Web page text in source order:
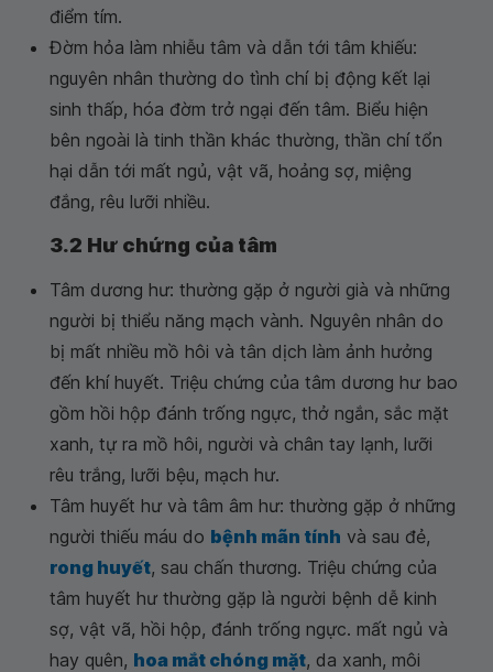
điểm tím.
Đờm hỏa làm nhiễu tâm và dẫn tới tâm khiếu:
nguyên nhân thường do tình chí bị động kết lại
sinh thấp, hóa đờm trở ngại đến tâm. Biểu hiện
bên ngoài là tinh thần khác thường, thần chí tổn
hại dẫn tới mất ngủ, vật vã, hoảng sợ, miệng
đắng, rêu lưỡi nhiều.
3.2 Hư chứng của tâm
Tâm dương hư: thường gặp ở người già và những
người bị thiểu năng mạch vành. Nguyên nhân do
bị mất nhiều mồ hôi và tân dịch làm ảnh hưởng
đến khí huyết. Triệu chứng của tâm dương hư bao
gồm hồi hộp đánh trống ngực, thở ngắn, sắc mặt
xanh, tự ra mồ hôi, người và chân tay lạnh, lưỡi
rêu trắng, lưỡi bệu, mạch hư.
Tâm huyết hư và tâm âm hư: thường gặp ở những
người thiếu máu do bệnh mãn tính và sau đẻ,
rong huyết, sau chấn thương. Triệu chứng của
tâm huyết hư thường gặp là người bệnh dễ kinh
sợ, vật vã, hồi hộp, đánh trống ngực. mất ngủ và
hay quên, hoa mắt chóng mặt, da xanh, môi